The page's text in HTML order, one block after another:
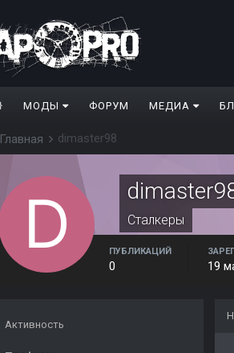
МОДЫ ФОРУМ МЕДИА
Главная dimaster98
Сталкеры
ПУБЛИКАЦИЙ
0 19
Активность